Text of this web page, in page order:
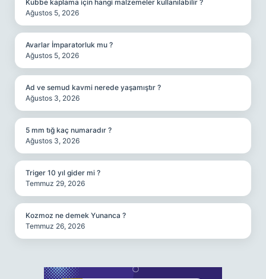
Kubbe kaplama için hangi malzemeler kullanılabilir ?
Ağustos 5, 2026
Avarlar İmparatorluk mu ?
Ağustos 5, 2026
Ad ve semud kavmi nerede yaşamıştır ?
Ağustos 3, 2026
5 mm tığ kaç numaradır ?
Ağustos 3, 2026
Triger 10 yıl gider mi ?
Temmuz 29, 2026
Kozmoz ne demek Yunanca ?
Temmuz 26, 2026